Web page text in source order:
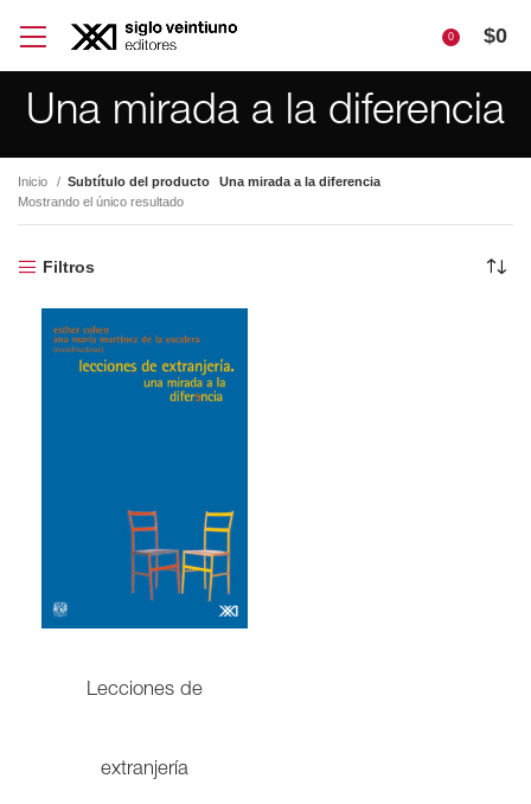
0 $0
Una mirada a la diferencia
Inicio Subtítulo del producto
Una mirada a la diferencia
Mostrando el único resultado
Filtros
Lecciones de
extranjería